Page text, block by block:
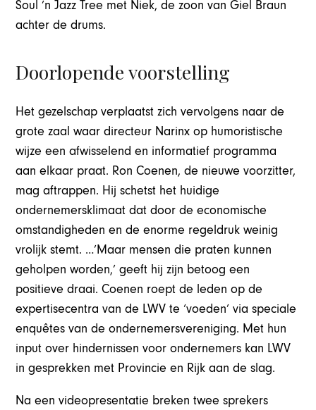
Soul ’n Jazz Tree met Niek, de zoon van Giel Braun
achter de drums.
Doorlopende voorstelling
Het gezelschap verplaatst zich vervolgens naar de
grote zaal waar directeur Narinx op humoristische
wijze een afwisselend en informatief programma
aan elkaar praat. Ron Coenen, de nieuwe voorzitter,
mag aftrappen. Hij schetst het huidige
ondernemersklimaat dat door de economische
omstandigheden en de enorme regeldruk weinig
vrolijk stemt. …’Maar mensen die praten kunnen
geholpen worden,’ geeft hij zijn betoog een
positieve draai. Coenen roept de leden op de
expertisecentra van de LWV te ‘voeden’ via speciale
enquêtes van de ondernemersvereniging. Met hun
input over hindernissen voor ondernemers kan LWV
in gesprekken met Provincie en Rijk aan de slag.
Na een videopresentatie breken twee sprekers